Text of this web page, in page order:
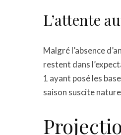
L’attente
Malgré l’absence
restent dans
1 ayant posé les
saison suscite